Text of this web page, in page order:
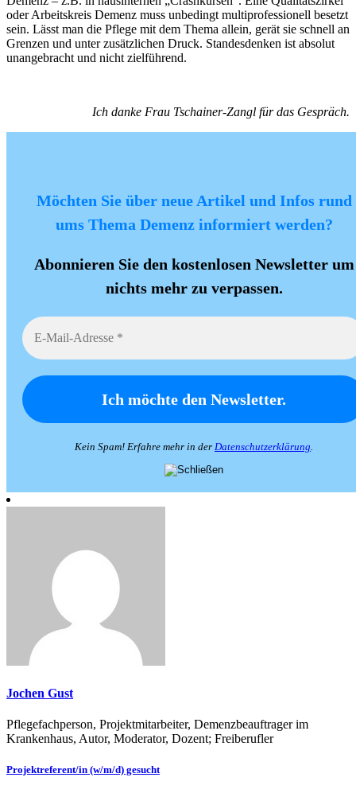
oder Arbeitskreis Demenz muss unbedingt multiprofessionell besetzt
sein. Lässt man die Pflege mit dem Thema allein, gerät sie schnell an
Grenzen und unter zusätzlichen Druck. Standesdenken ist absolut
unangebracht und nicht zielführend.
Ich danke Frau Tschainer-Zangl für das Gespräch.
Möchten Sie über neue Artikel und Infos rund
ums Thema Demenz informiert werden?
Abonnieren Sie den kostenlosen Newsletter um
nichts mehr zu verpassen.
Kein Spam! Erfahre mehr in der Datenschutzerklärung.
Jochen Gust
Pflegefachperson, Projektmitarbeiter, Demenzbeauftrager im
Krankenhaus, Autor, Moderator, Dozent; Freiberufler
Beitragsnavigation
Projektreferent/in (w/m/d) gesucht